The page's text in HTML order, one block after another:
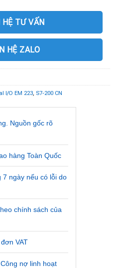
HỆ TƯ VẤN
HỆ ZALO
I/O EM 223, S7-200 CN
Nguồn gốc rõ
hàng Toàn Quốc
ngày nếu có lỗi do
chính sách của
VAT
nợ linh hoạt